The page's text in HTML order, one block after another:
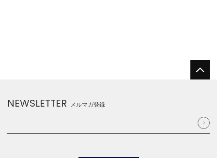
NEWSLETTER メルマガ登録